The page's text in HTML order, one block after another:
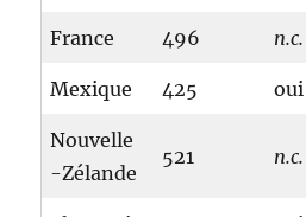
France 496 n.c.
Mexique 425 oui
Nouvelle
-Zélande
521 n.c.